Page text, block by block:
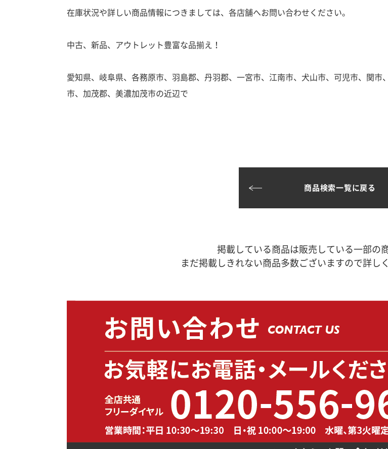
在庫状況や詳しい商品情報につきましては、各店舗へお問い合わせください。
中古、新品、アウトレット豊富な品揃え！
愛知県、岐阜県、各務原市、羽島郡、丹羽郡、一宮市、江南市、犬山市、可児市、関市
市、加茂郡、美濃加茂市の近辺で
商品検索一覧に戻る
掲載している商品は販売している一部の
まだ掲載しきれない商品多数ございますので詳し